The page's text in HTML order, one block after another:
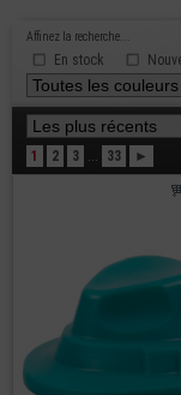
Affinez la recherche...
En stock
1 2 3 ... 33 ►